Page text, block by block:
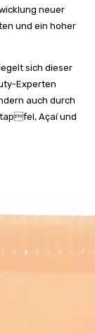
neuer
und ein hoher
sich dieser
Experten
auch durch
Açaí und